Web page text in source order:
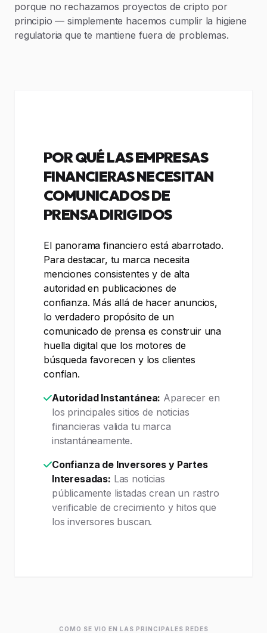
porque no rechazamos proyectos de cripto por
principio — simplemente hacemos cumplir la higiene
regulatoria que te mantiene fuera de problemas.
POR QUÉ LAS EMPRESAS
FINANCIERAS NECESITAN
COMUNICADOS DE
PRENSA DIRIGIDOS
El panorama financiero está abarrotado.
Para destacar, tu marca necesita
menciones consistentes y de alta
autoridad en publicaciones de
confianza. Más allá de hacer anuncios,
lo verdadero propósito de un
comunicado de prensa es construir una
huella digital que los motores de
búsqueda favorecen y los clientes
confían.
Autoridad Instantánea: Aparecer en
los principales sitios de noticias
financieras valida tu marca
instantáneamente.
Confianza de Inversores y Partes
Interesadas: Las noticias
públicamente listadas crean un rastro
verificable de crecimiento y hitos que
los inversores buscan.
COMO SE VIO EN LAS PRINCIPALES REDES